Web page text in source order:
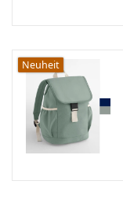
Neuheit